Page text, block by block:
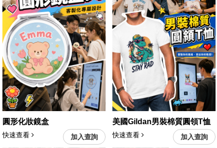
圓形化妝鏡盒
加入查詢
快速查看
美國Gildan男裝棉質圓領T恤
加入查詢
快速查看